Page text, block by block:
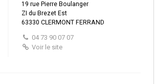
19 rue Pierre Boulanger
ZI du Brezet Est
63330 CLERMONT FERRAND
04 73 90 07 07
Voir le site